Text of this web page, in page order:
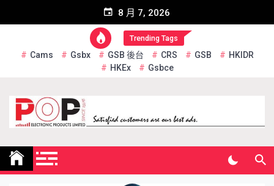
8 月 7, 2026
Trending Tags
Cams Gsbx GSB 後台 CRS GSB
HKIDR
HKEx
Gsbce
Pop Electronic Products
Limited